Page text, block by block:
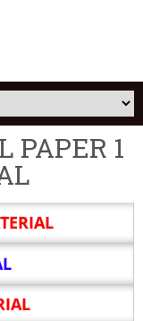
PAPER 1